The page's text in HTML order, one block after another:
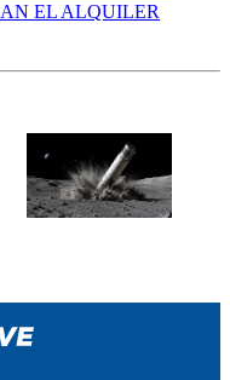
EL ALQUILER